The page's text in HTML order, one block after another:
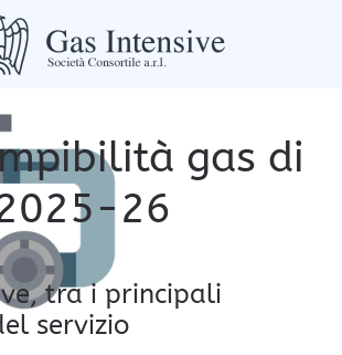
content
gas di
26
tra i principali
servizio